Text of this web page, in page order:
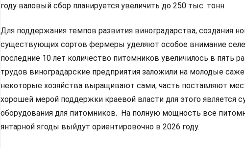
году валовый сбор планируется увеличить до 250 тыс. тонн.
Для поддержания темпов развития виноградарства, создания
существующих сортов фермеры уделяют особое внимание
последние 10 лет количество питомников увеличилось в пять
трудов виноградарские предприятия заложили на молодые
некоторые хозяйства выращивают сами, часть поставляют
хорошей мерой поддержки краевой власти для этого является
оборудования для питомников. На полную мощность все
янтарной ягоды выйдут ориентировочно в 2026 году.